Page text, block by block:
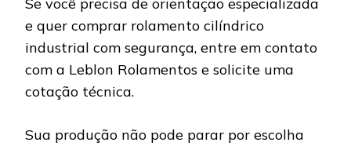
e quer comprar rolamento cilíndrico
industrial com segurança, entre em contato
com a Leblon Rolamentos e solicite uma
cotação técnica.
Sua produção não pode parar por escolha